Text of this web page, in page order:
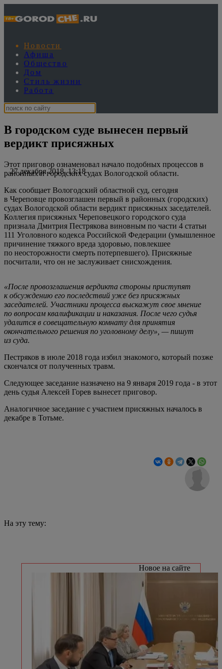
Новости
Афиша
Общество
Дом
Стиль жизни
Работа
В городском суде вынесен первый
вердикт присяжных
27 декабря 2018, 13:18
Этот приговор ознаменовал начало подобных процессов в
районных и городских судах Вологодской области.
Как сообщает Вологодский областной суд, сегодня
в Череповце провозглашен первый в районных (городских)
судах Вологодской области вердикт присяжных заседателей.
Коллегия присяжных Череповецкого городского суда
признала Дмитрия Пестрякова виновным по части 4 статьи
111 Уголовного кодекса Российской Федерации (умышленное
причинение тяжкого вреда здоровью, повлекшее
по неосторожности смерть потерпевшего). Присяжные
посчитали, что он не заслуживает снисхождения.
«После провозглашения вердикта стороны приступят
к обсуждению его последствий уже без присяжных
заседателей. Участники процесса выскажут свое мнение
по вопросам квалификации и наказания. После чего судья
удалится в совещательную комнату для принятия
окончательного решения по уголовному делу», — пишут
из суда.
Пестряков в июле 2018 года избил знакомого, который позже
скончался от полученных травм.
Следующее заседание назначено на 9 января 2019 года - в этот
день судья Алексей Горев вынесет приговор.
Аналогичное заседание с участием присяжных началось в
декабре в Тотьме.
На эту тему:
Новое на сайте